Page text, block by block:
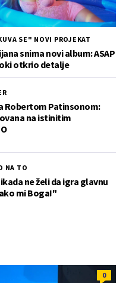
SE" NOVI PROJEKAT
snima novi album: ASAP
otkrio detalje
Robertom Patinsonom:
na istinitim
NA TO
ne želi da igra glavnu
mi Boga!"
0